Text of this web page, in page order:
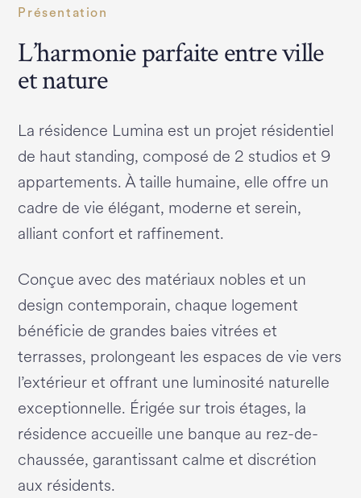
Présentation
L’harmonie parfaite entre ville
et nature
La résidence Lumina est un projet résidentiel
de haut standing, composé de 2 studios et 9
appartements. À taille humaine, elle offre un
cadre de vie élégant, moderne et serein,
alliant confort et raffinement.
Conçue avec des matériaux nobles et un
design contemporain, chaque logement
bénéficie de grandes baies vitrées et
terrasses, prolongeant les espaces de vie vers
l’extérieur et offrant une luminosité naturelle
exceptionnelle. Érigée sur trois étages, la
résidence accueille une banque au rez-de-
chaussée, garantissant calme et discrétion
aux résidents.